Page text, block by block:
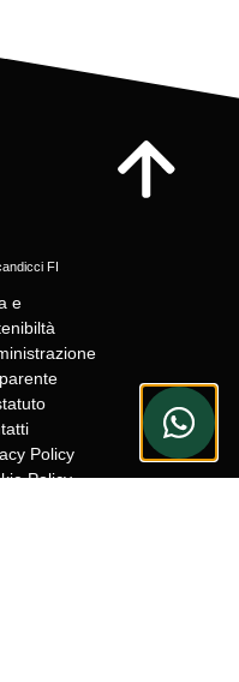
e
Policy
Policy
FI